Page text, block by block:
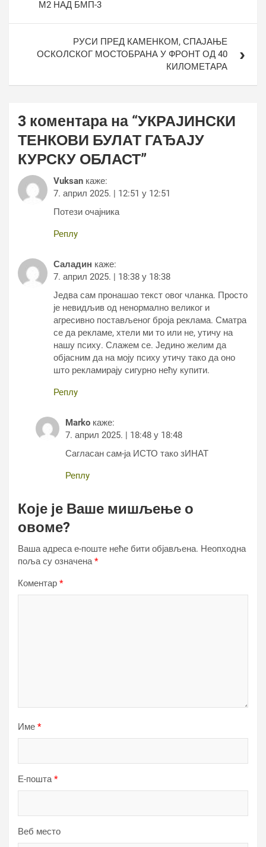
М2 НАД БМП-3
РУСИ ПРЕД КАМЕНКОМ, СПАЈАЊЕ
ОСКОЛСКОГ МОСТОБРАНА У ФРОНТ ОД 40
КИЛОМЕТАРА
3 коментара на “УКРАЈИНСКИ
ТЕНКОВИ БУЛАТ ГАЂАЈУ
КУРСКУ ОБЛАСТ”
Vuksan каже:
7. април 2025. | 12:51 у 12:51
Потези очајника
Реплy
Саладин каже:
7. април 2025. | 18:38 у 18:38
Једва сам пронашао текст овог чланка. Просто
је невидљив од ненормално великог и
агресивно постављеног броја реклама. Сматра
се да рекламе, хтели ми то или не, утичу на
нашу психу. Слажем се. Једино желим да
објасним да на моју психу утичу тако да оно
што рекламирају сигурно нећу купити.
Реплy
Marko каже:
7. април 2025. | 18:48 у 18:48
Сагласан сам-ја ИСТО тако зИНАТ
Реплy
Које је Ваше мишљење о
овоме?
Ваша адреса е-поште неће бити објављена. Неопходна
поља су означена*
Коментар *
Име *
Е-пошта*
Веб место